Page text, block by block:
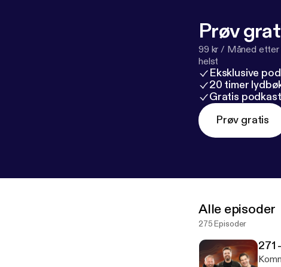
Prøv
99 kr / Måned etter
helst
Eksklusive
20 timer
Gratis
Prøv gratis
Alle episoder
275 Episoder
271
Kommer AI